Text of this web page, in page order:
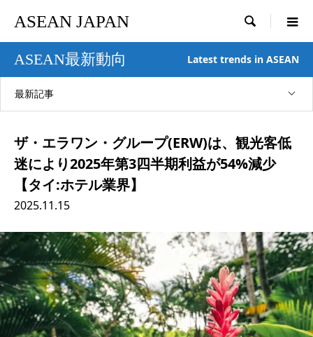
ASEAN JAPAN 
ASEAN最新動向 Latest trends in ASEAN
最新記事
ザ・エラワン・グループ(ERW)は、観光客低
迷により2025年第3四半期利益が54%減少
【タイ:ホテル業界】
2025.11.15